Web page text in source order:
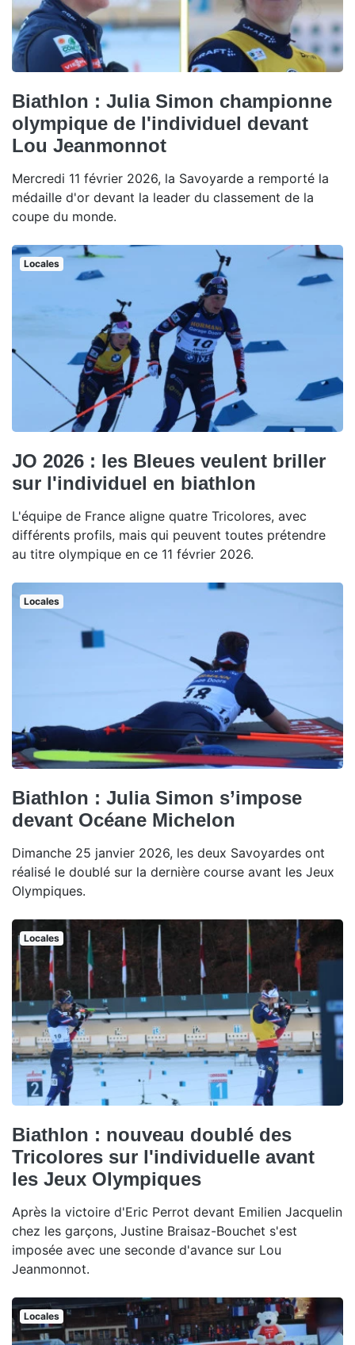
Biathlon : Julia Simon championne
olympique de l'individuel devant
Lou Jeanmonnot
Mercredi 11 février 2026, la Savoyarde a remporté la
médaille d'or devant la leader du classement de la
coupe du monde.
Locales
JO 2026 : les Bleues veulent briller
sur l'individuel en biathlon
L'équipe de France aligne quatre Tricolores, avec
différents profils, mais qui peuvent toutes prétendre
au titre olympique en ce 11 février 2026.
Locales
Biathlon : Julia Simon s’impose
devant Océane Michelon
Dimanche 25 janvier 2026, les deux Savoyardes ont
réalisé le doublé sur la dernière course avant les Jeux
Olympiques.
Locales
Biathlon : nouveau doublé des
Tricolores sur l'individuelle avant
les Jeux Olympiques
Après la victoire d'Eric Perrot devant Emilien Jacquelin
chez les garçons, Justine Braisaz-Bouchet s'est
imposée avec une seconde d'avance sur Lou
Jeanmonnot.
Locales